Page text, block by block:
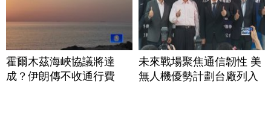
霍爾木茲海峽協議將達
成？伊朗傳不收通行費
未來戰場聚焦通信韌性 美
無人機優勢計劃台廠列入